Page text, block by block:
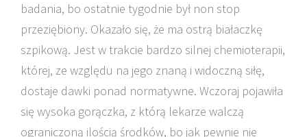
badania, bo ostatnie tygodnie był non stop
przeziębiony. Okazało się, że ma ostrą białaczkę
szpikową. Jest w trakcie bardzo silnej chemioterapii,
której, ze względu na jego znaną i widoczną siłę,
dostaje dawki ponad normatywne. Wczoraj pojawiła
się wysoka gorączka, z którą lekarze walczą
ograniczoną ilością środków, bo jak pewnie nie